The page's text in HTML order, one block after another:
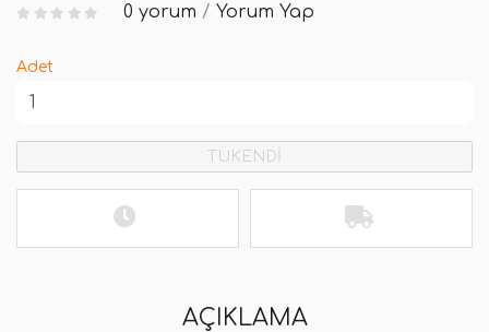
0 yorum / Yorum Yap
Adet
TÜKENDİ
AÇIKLAMA